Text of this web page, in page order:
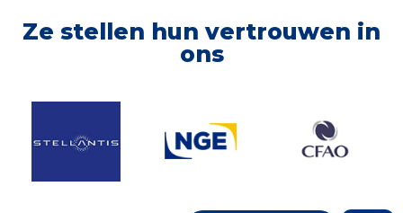
Ontdek meer
Ze stellen hun vertrouwen in
ons